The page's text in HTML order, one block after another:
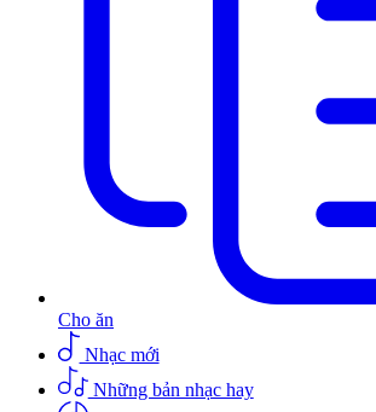
Cho ăn
Nhạc mới
Những bản nhạc hay